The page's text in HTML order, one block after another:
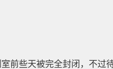
前些天被完全封闭，不过